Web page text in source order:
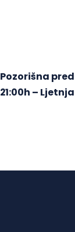
Pozorišna
21:00h –